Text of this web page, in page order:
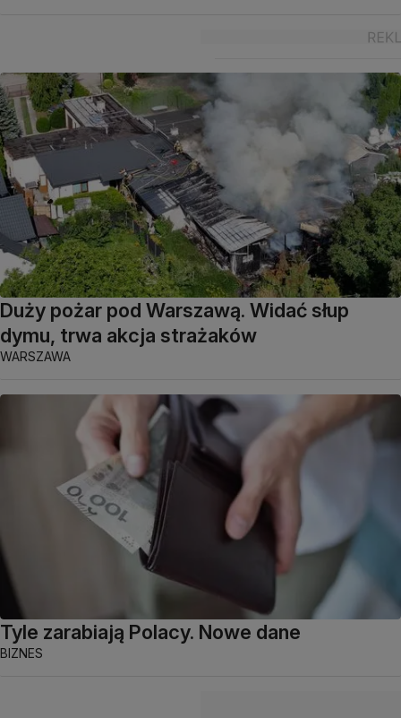
Duży pożar pod Warszawą. Widać słup
dymu, trwa akcja strażaków
WARSZAWA
Tyle zarabiają Polacy. Nowe dane
BIZNES